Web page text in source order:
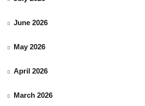
June 2026
May 2026
April 2026
March 2026